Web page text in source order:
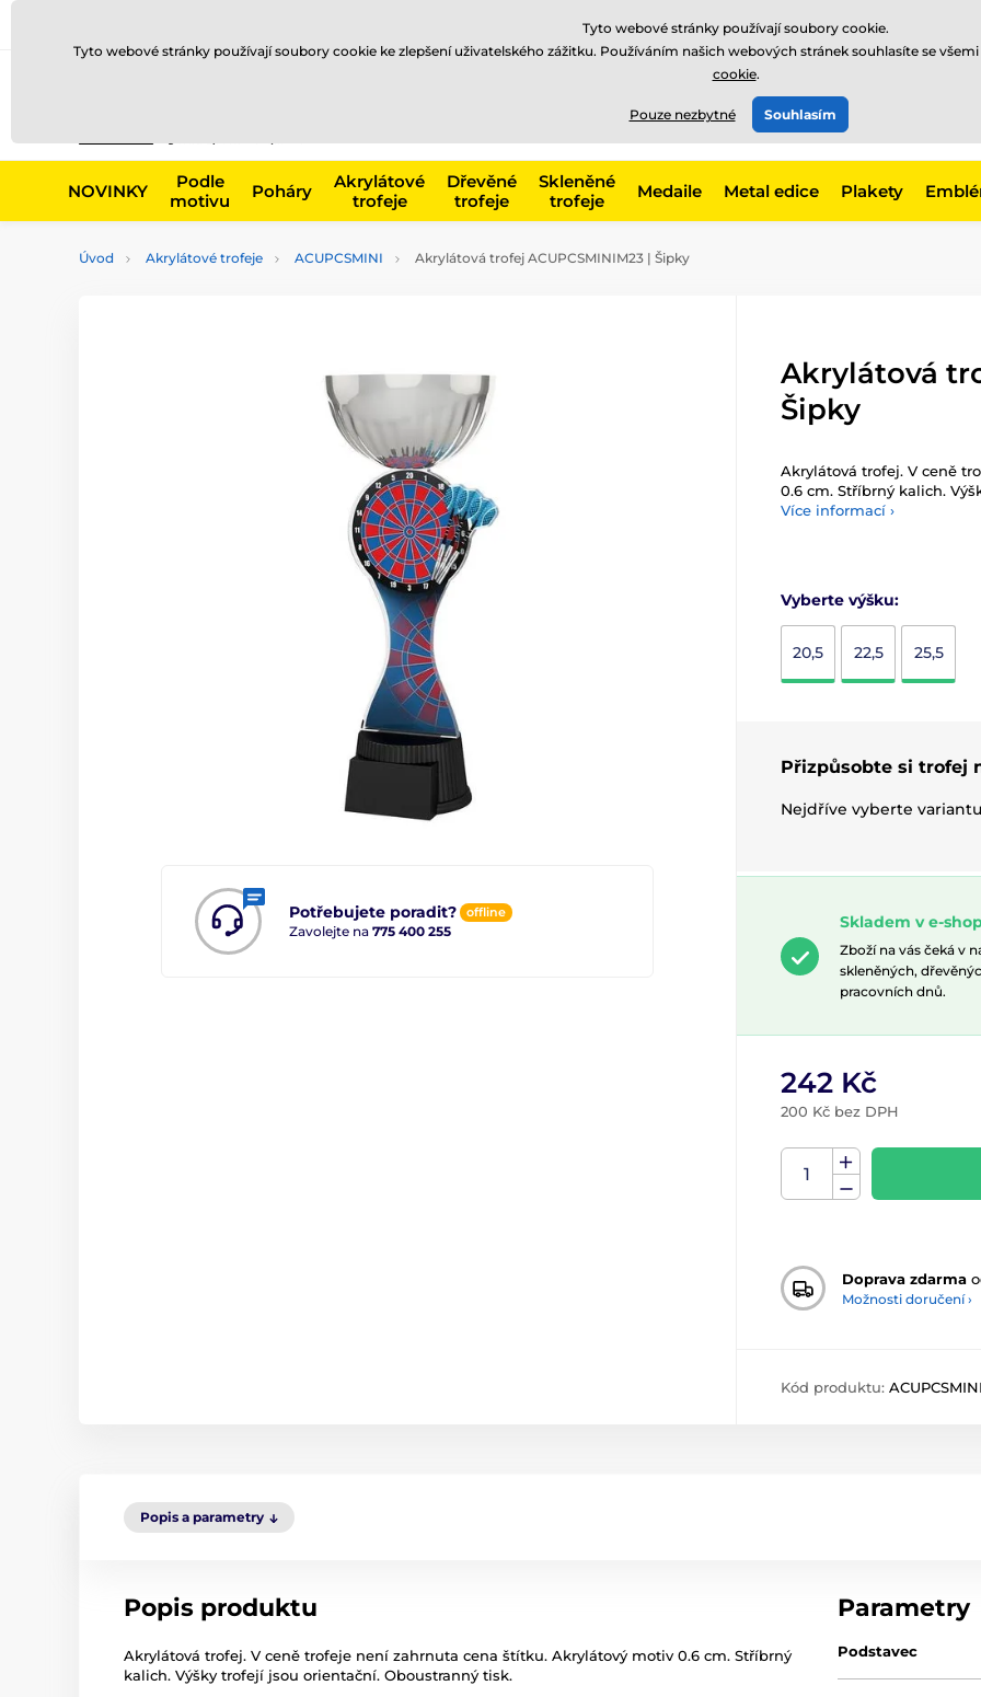
775 400 255
Zavolejte nám
NOVINKY
Podle
motivu
Poháry
Akrylátové
trofeje
Dřevěné
trofeje
Skleněné
trofeje
Medaile Metal edice Plakety
Úvod Akrylátové trofeje ACUPCSMINI Akrylátová trofej ACUPCSMINIM23 | Šipky
Potřebujete poradit? offline
Zavolejte na 775 400 255
Akrylátová
Šipky
Akrylátová trofej. V ceně
0.6 cm. Stříbrný kalich.
Více informací ›
Vyberte výšku:
20,5 22,5 25,5
Přizpůsobte si trofej
Nejdříve vyberte variantu
Skladem v e-
Zboží na vás čeká v
skleněných,
pracovních dnů.
242 Kč
200 Kč bez DPH
Doprava zdarma
Možnosti doručení ›
Kód produktu:
Popis a parametry
Popis produktu
Akrylátová trofej. V ceně trofeje není zahrnuta cena štítku. Akrylátový motiv 0.6 cm. Stříbrný
kalich. Výšky trofejí jsou orientační. Oboustranný tisk.
Parametry
Podstavec
Tyto webové stránky používají soubory cookie.
Tyto webové stránky používají soubory cookie ke zlepšení uživatelského zážitku. Používáním našich webových stránek souhlasíte se
cookie.
Pouze nezbytné Souhlasím